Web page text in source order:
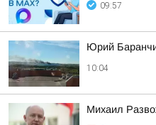
09:57
Юрий
10:04
Михаил